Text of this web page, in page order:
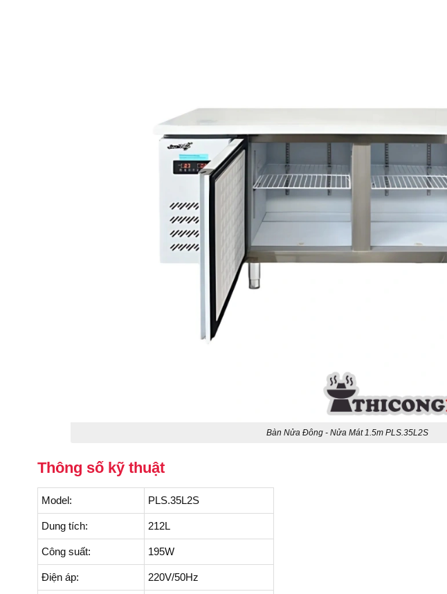
Bàn Nửa Đông - Nửa Mát 1.5m PLS.35L2S
Thông số kỹ thuật
Model: PLS.35L2S
Dung tích: 212L
Công suất: 195W
Điện áp: 220V/50Hz